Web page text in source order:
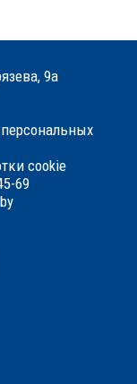
9а
cookie
69